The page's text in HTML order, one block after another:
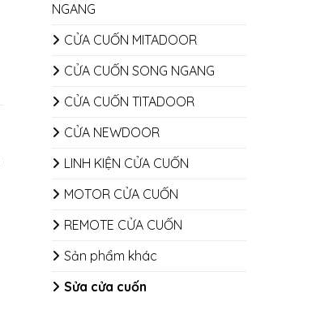
NGANG
CỬA CUỐN MITADOOR
CỬA CUỐN SONG NGANG
CỬA CUỐN TITADOOR
CỬA NEWDOOR
LINH KIỆN CỬA CUỐN
MOTOR CỬA CUỐN
REMOTE CỬA CUỐN
Sản phẩm khác
Sửa cửa cuốn